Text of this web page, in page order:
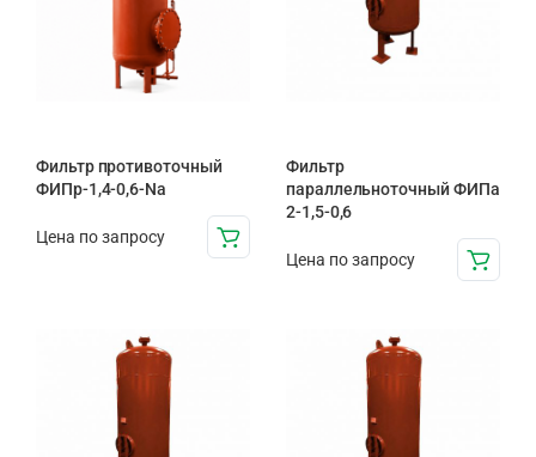
Фильтр противоточный
ФИПр-1,4-0,6-Na
Цена по запросу
Фильтр
параллельноточный ФИПа
2-1,5-0,6
Цена по запросу